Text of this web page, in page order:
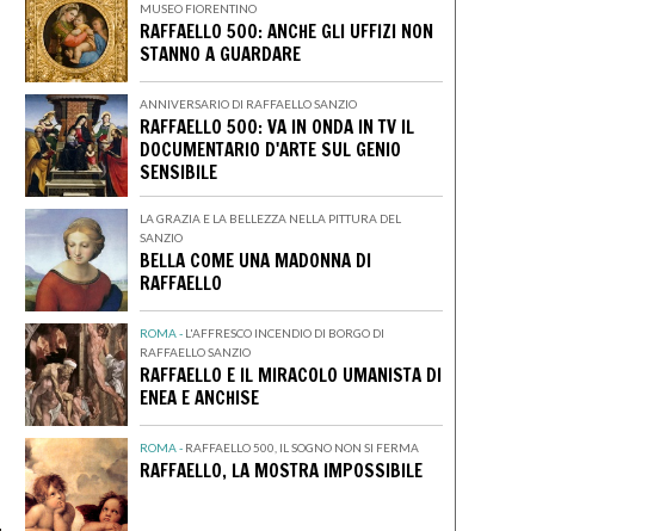
MUSEO FIORENTINO
RAFFAELLO 500: ANCHE GLI UFFIZI NON
STANNO A GUARDARE
ANNIVERSARIO DI RAFFAELLO SANZIO
RAFFAELLO 500: VA IN ONDA IN TV IL
DOCUMENTARIO D'ARTE SUL GENIO
SENSIBILE
LA GRAZIA E LA BELLEZZA NELLA PITTURA DEL
SANZIO
BELLA COME UNA MADONNA DI
RAFFAELLO
ROMA - L'AFFRESCO INCENDIO DI BORGO DI
RAFFAELLO SANZIO
RAFFAELLO E IL MIRACOLO UMANISTA DI
ENEA E ANCHISE
ROMA - RAFFAELLO 500, IL SOGNO NON SI FERMA
RAFFAELLO, LA MOSTRA IMPOSSIBILE